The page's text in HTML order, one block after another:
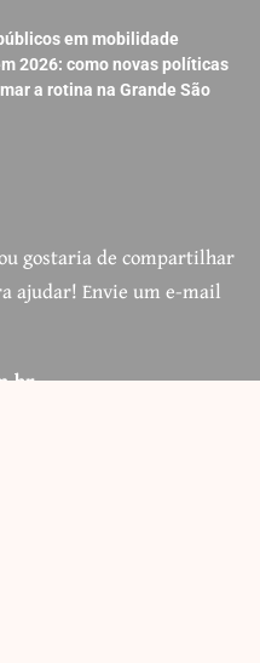
em mobilidade
2026: como novas políticas
a rotina na Grande São
gostaria de compartilhar
ajudar! Envie um e-mail